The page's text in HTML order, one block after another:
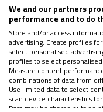
We and our partners
performance and to do
Store and/or access
advertising. Create profiles
select personalised
profiles to select
Measure content
combinations of data from
Use limited data to select
scan device characteristics
Data may be shared outside